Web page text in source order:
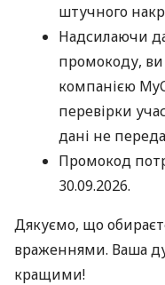
штучного
Надсилаючи
промокоду, ви
компанією
перевірки
дані не
Промокод
30.09.2026.
Дякуємо, що
враженнями. Ваша
кращими!